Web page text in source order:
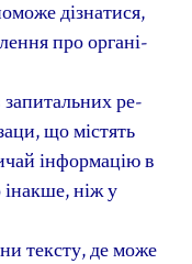
дізнатися,
про органі­
запитальних ре­
що містять
інформацію в
ніж у
тексту, де може